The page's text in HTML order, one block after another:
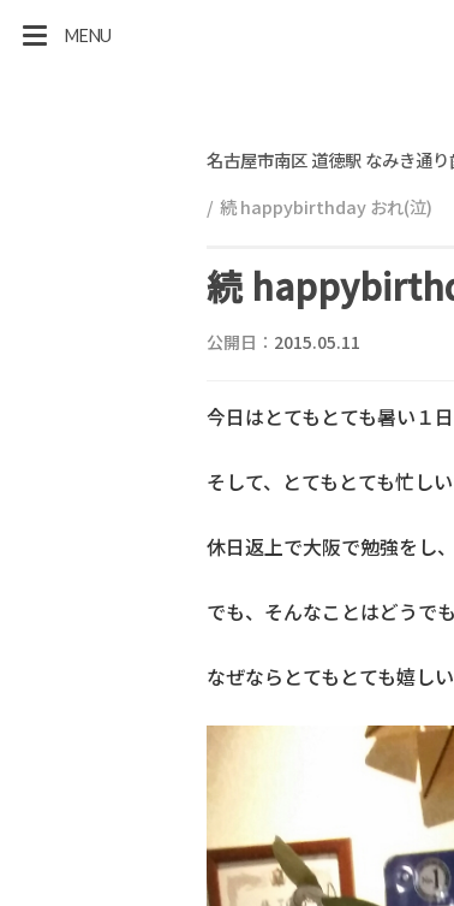
MENU
名古屋市南区 道徳駅 なみき通
続 happybirthday おれ(泣)
続
公開日： 2015.05.11
今日はとてもとても暑い１日
そして、とてもとても忙しい
休日返上で大阪で勉強をし
でも、そんなことはどうでも
なぜならとてもとても嬉し